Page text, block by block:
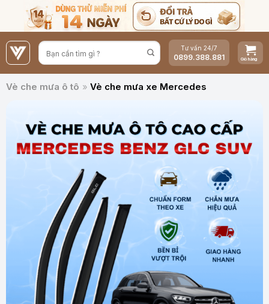
nội
dung
Tư vấn 24/7
0899.388.881
Vè che mưa ô tô » Vè che mưa xe Mercedes